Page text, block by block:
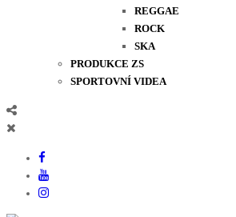
REGGAE
ROCK
SKA
PRODUKCE ZS
SPORTOVNÍ VIDEA